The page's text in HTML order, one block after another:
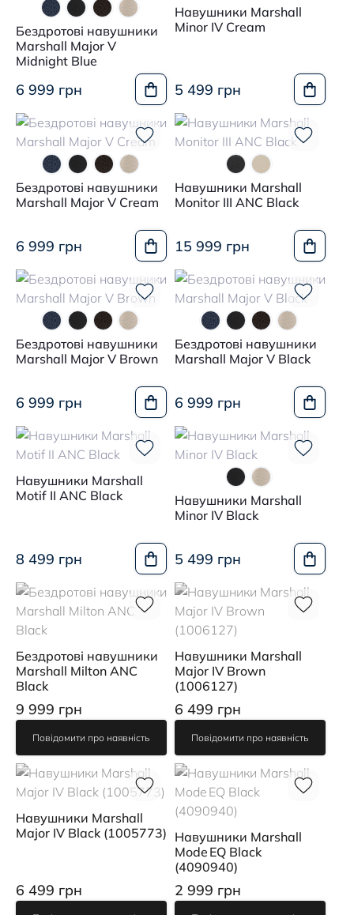
Бездротові навушники
Marshall Major V
Midnight Blue
6 999 грн
Навушники Marshall
Minor IV Cream
5 499 грн
Бездротові навушники
Marshall Major V Cream
6 999 грн
Навушники Marshall
Monitor III ANC Black
15 999 грн
Бездротові навушники
Marshall Major V Brown
6 999 грн
Бездротові навушники
Marshall Major V Black
6 999 грн
Навушники Marshall
Motif II ANC Black
8 499 грн
Навушники Marshall
Minor IV Black
5 499 грн
Бездротові навушники
Marshall Milton ANC
Black
9 999 грн
Повідомити про наявність
Навушники Marshall
Major IV Brown
(1006127)
6 499 грн
Повідомити про наявність
Навушники Marshall
Major IV Black (1005773)
6 499 грн
Навушники Marshall
Mode EQ Black
(4090940)
2 999 грн